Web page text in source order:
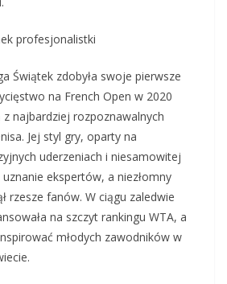
profesjonalistki
Świątek zdobyła swoje pierwsze
na French Open w 2020
z najbardziej rozpoznawalnych
Jej styl gry, oparty na
uderzeniach i niesamowitej
uznanie ekspertów, a niezłomny
rzesze fanów. W ciągu zaledwie
na szczyt rankingu WTA, a
młodych zawodników w